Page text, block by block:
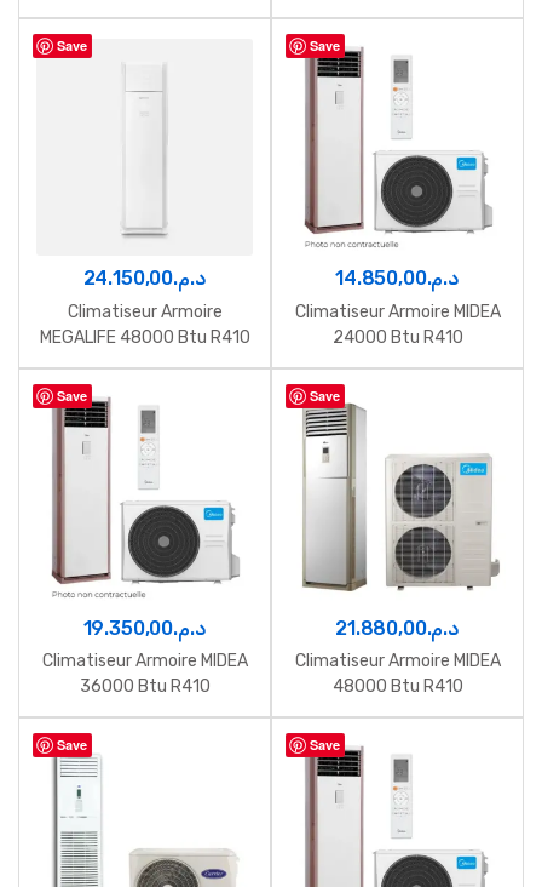
Inverter 220v
Inverter 380v
Save
د.م.24.150,00
Climatiseur Armoire
MEGALIFE 48000 Btu R410
Save
د.م.14.850,00
Climatiseur Armoire MIDEA
24000 Btu R410
Save
د.م.19.350,00
Climatiseur Armoire MIDEA
36000 Btu R410
Save
د.م.21.880,00
Climatiseur Armoire MIDEA
48000 Btu R410
Save Save